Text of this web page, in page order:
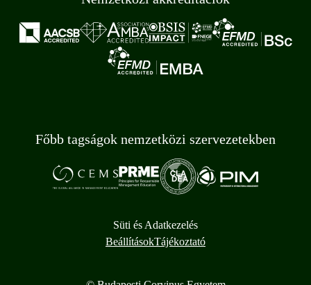
Főbb tagságok nemzetközi szervezetekben
Süti és Adatkezelés
BeállításokTájékoztató